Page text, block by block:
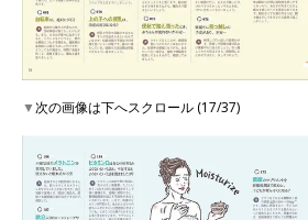
▼次の画像は下へスクロール (17/37)